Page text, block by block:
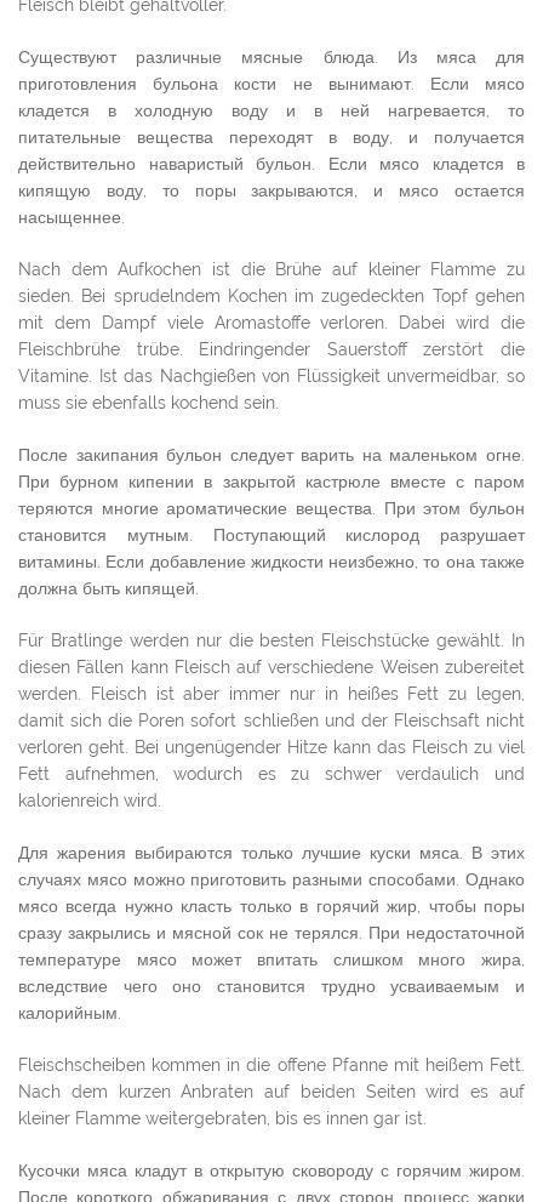
Fleisch bleibt gehaltvoller.
Существуют различные мясные блюда. Из мяса для
приготовления бульона кости не вынимают. Если мясо
кладется в холодную воду и в ней нагревается, то
питательные вещества переходят в воду, и получается
действительно наваристый бульон. Если мясо кладется в
кипящую воду, то поры закрываются, и мясо остается
насыщеннее.
Nach dem Aufkochen ist die Brühe auf kleiner Flamme zu
sieden. Bei sprudelndem Kochen im zugedeckten Topf gehen
mit dem Dampf viele Aromastoffe verloren. Dabei wird die
Fleischbrühe trübe. Eindringender Sauerstoff zerstört die
Vitamine. Ist das Nachgießen von Flüssigkeit unvermeidbar, so
muss sie ebenfalls kochend sein.
После закипания бульон следует варить на маленьком огне.
При бурном кипении в закрытой кастрюле вместе с паром
теряются многие ароматические вещества. При этом бульон
становится мутным. Поступающий кислород разрушает
витамины. Если добавление жидкости неизбежно, то она также
должна быть кипящей.
Für Bratlinge werden nur die besten Fleischstücke gewählt. In
diesen Fällen kann Fleisch auf verschiedene Weisen zubereitet
werden. Fleisch ist aber immer nur in heißes Fett zu legen,
damit sich die Poren sofort schließen und der Fleischsaft nicht
verloren geht. Bei ungenügender Hitze kann das Fleisch zu viel
Fett aufnehmen, wodurch es zu schwer verdaulich und
kalorienreich wird.
Для жарения выбираются только лучшие куски мяса. В этих
случаях мясо можно приготовить разными способами. Однако
мясо всегда нужно класть только в горячий жир, чтобы поры
сразу закрылись и мясной сок не терялся. При недостаточной
температуре мясо может впитать слишком много жира,
вследствие чего оно становится трудно усваиваемым и
калорийным.
Fleischscheiben kommen in die offene Pfanne mit heißem Fett.
Nach dem kurzen Anbraten auf beiden Seiten wird es auf
kleiner Flamme weitergebraten, bis es innen gar ist.
Кусочки мяса кладут в открытую сковороду с горячим жиром.
После короткого обжаривания с двух сторон процесс жарки